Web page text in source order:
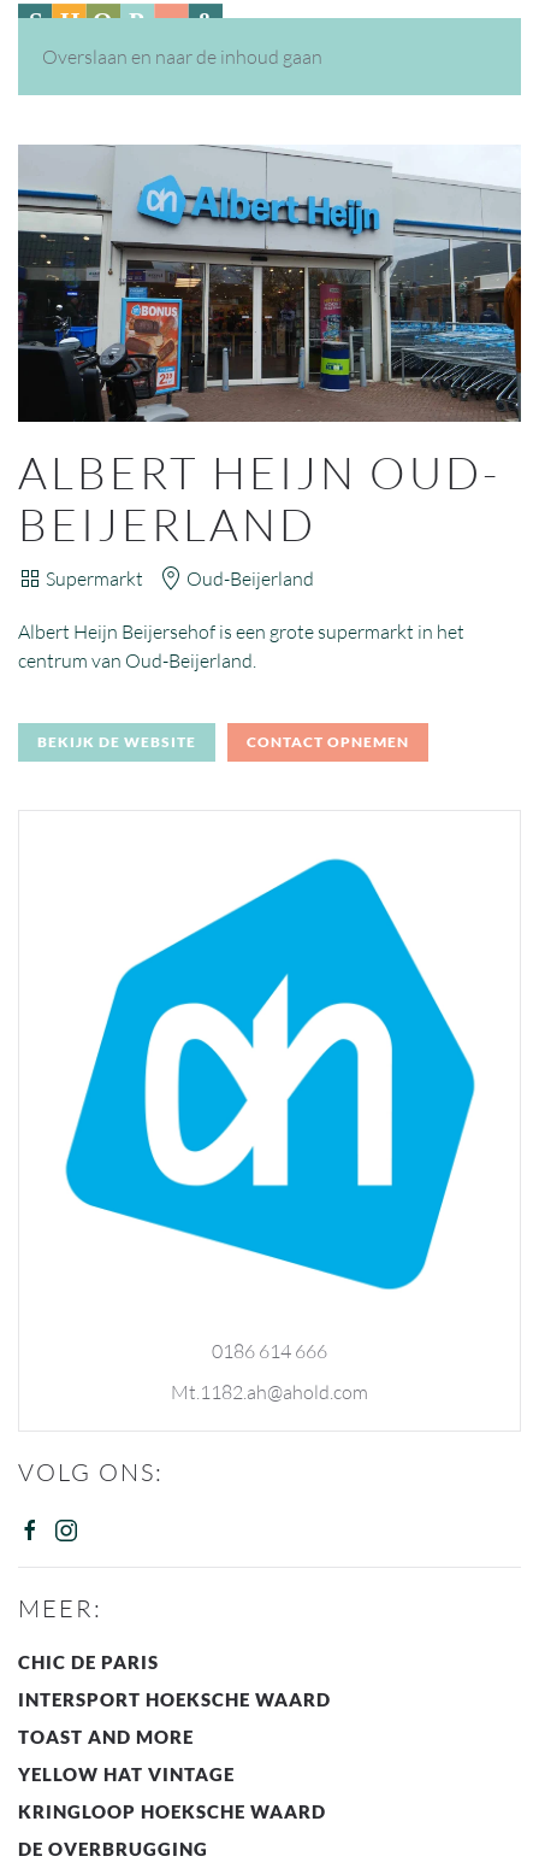
Overslaan en naar de inhoud gaan
ALBERT HEIJN OUD-
BEIJERLAND
Supermarkt Oud-Beijerland
Albert Heijn Beijersehof is een grote supermarkt in het
centrum van Oud-Beijerland.
BEKIJK DE WEBSITE CONTACT OPNEMEN
0186 614 666
Mt.1182.ah@ahold.com
VOLG ONS:
MEER:
CHIC DE PARIS
INTERSPORT HOEKSCHE WAARD
TOAST AND MORE
YELLOW HAT VINTAGE
KRINGLOOP HOEKSCHE WAARD
DE OVERBRUGGING